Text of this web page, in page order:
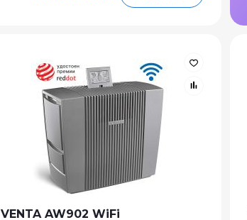
VENTA AW902 WiFi